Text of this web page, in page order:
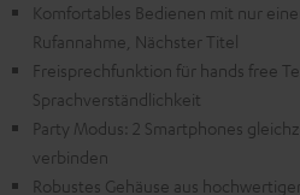
Komfortables Bedienen mit nur
Rufannahme, Nächster Titel
Freisprechfunktion für hands free
Sprachverständlichkeit
Party Modus: 2 Smartphones
verbinden
Robustes Gehäuse aus